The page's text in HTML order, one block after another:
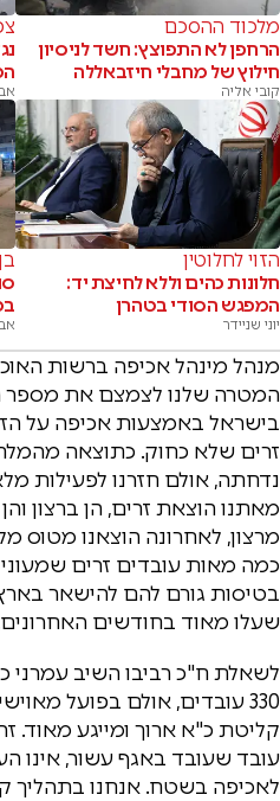
מלכוד ההסכם
הרחפן לא התפוצץ: חשד לניסיון
חילוץ של מחבלי חיזבאללה
קובי אליה
הזוי לחלוטין
חלונות כהים וללא לחיצת יד:
המפגש הסודי בטהרן
יוני שניידר
בן 35,
מנהל מינהל אכיפה ברשות
המטרה שלנו לצמצם את מספר
בישראל באמצעות אכיפה על
זרים שלא כחוק. כתוצאה
נדחתה, אולם חזרנו לפעילות
מאתנו הוצאת זרים, הן ברצון
כמה מאות עובדים זרים
בטיסות גורם להם להישאר
שעלו מאוד בחודשים
לשאלת ח"כ רביבו השיב עמרני
קליטת כ"א ארוך ומייגע מאוד.
עובד שעובד באגף עשור, אינו
לאכיפה בשטח. אנחנו בתהליך